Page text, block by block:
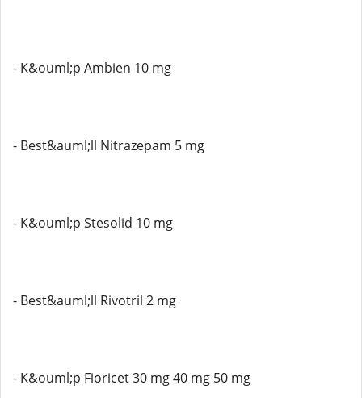
- K&ouml;p Ambien 10 mg
- Best&auml;ll Nitrazepam 5 mg
- K&ouml;p Stesolid 10 mg
- Best&auml;ll Rivotril 2 mg
- K&ouml;p Fioricet 30 mg 40 mg 50 mg